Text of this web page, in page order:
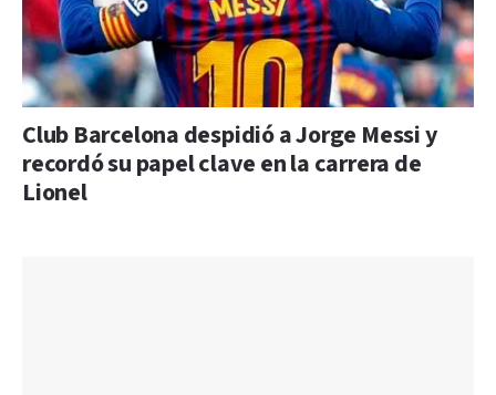
Club Barcelona despidió a Jorge Messi y
recordó su papel clave en la carrera de
Lionel